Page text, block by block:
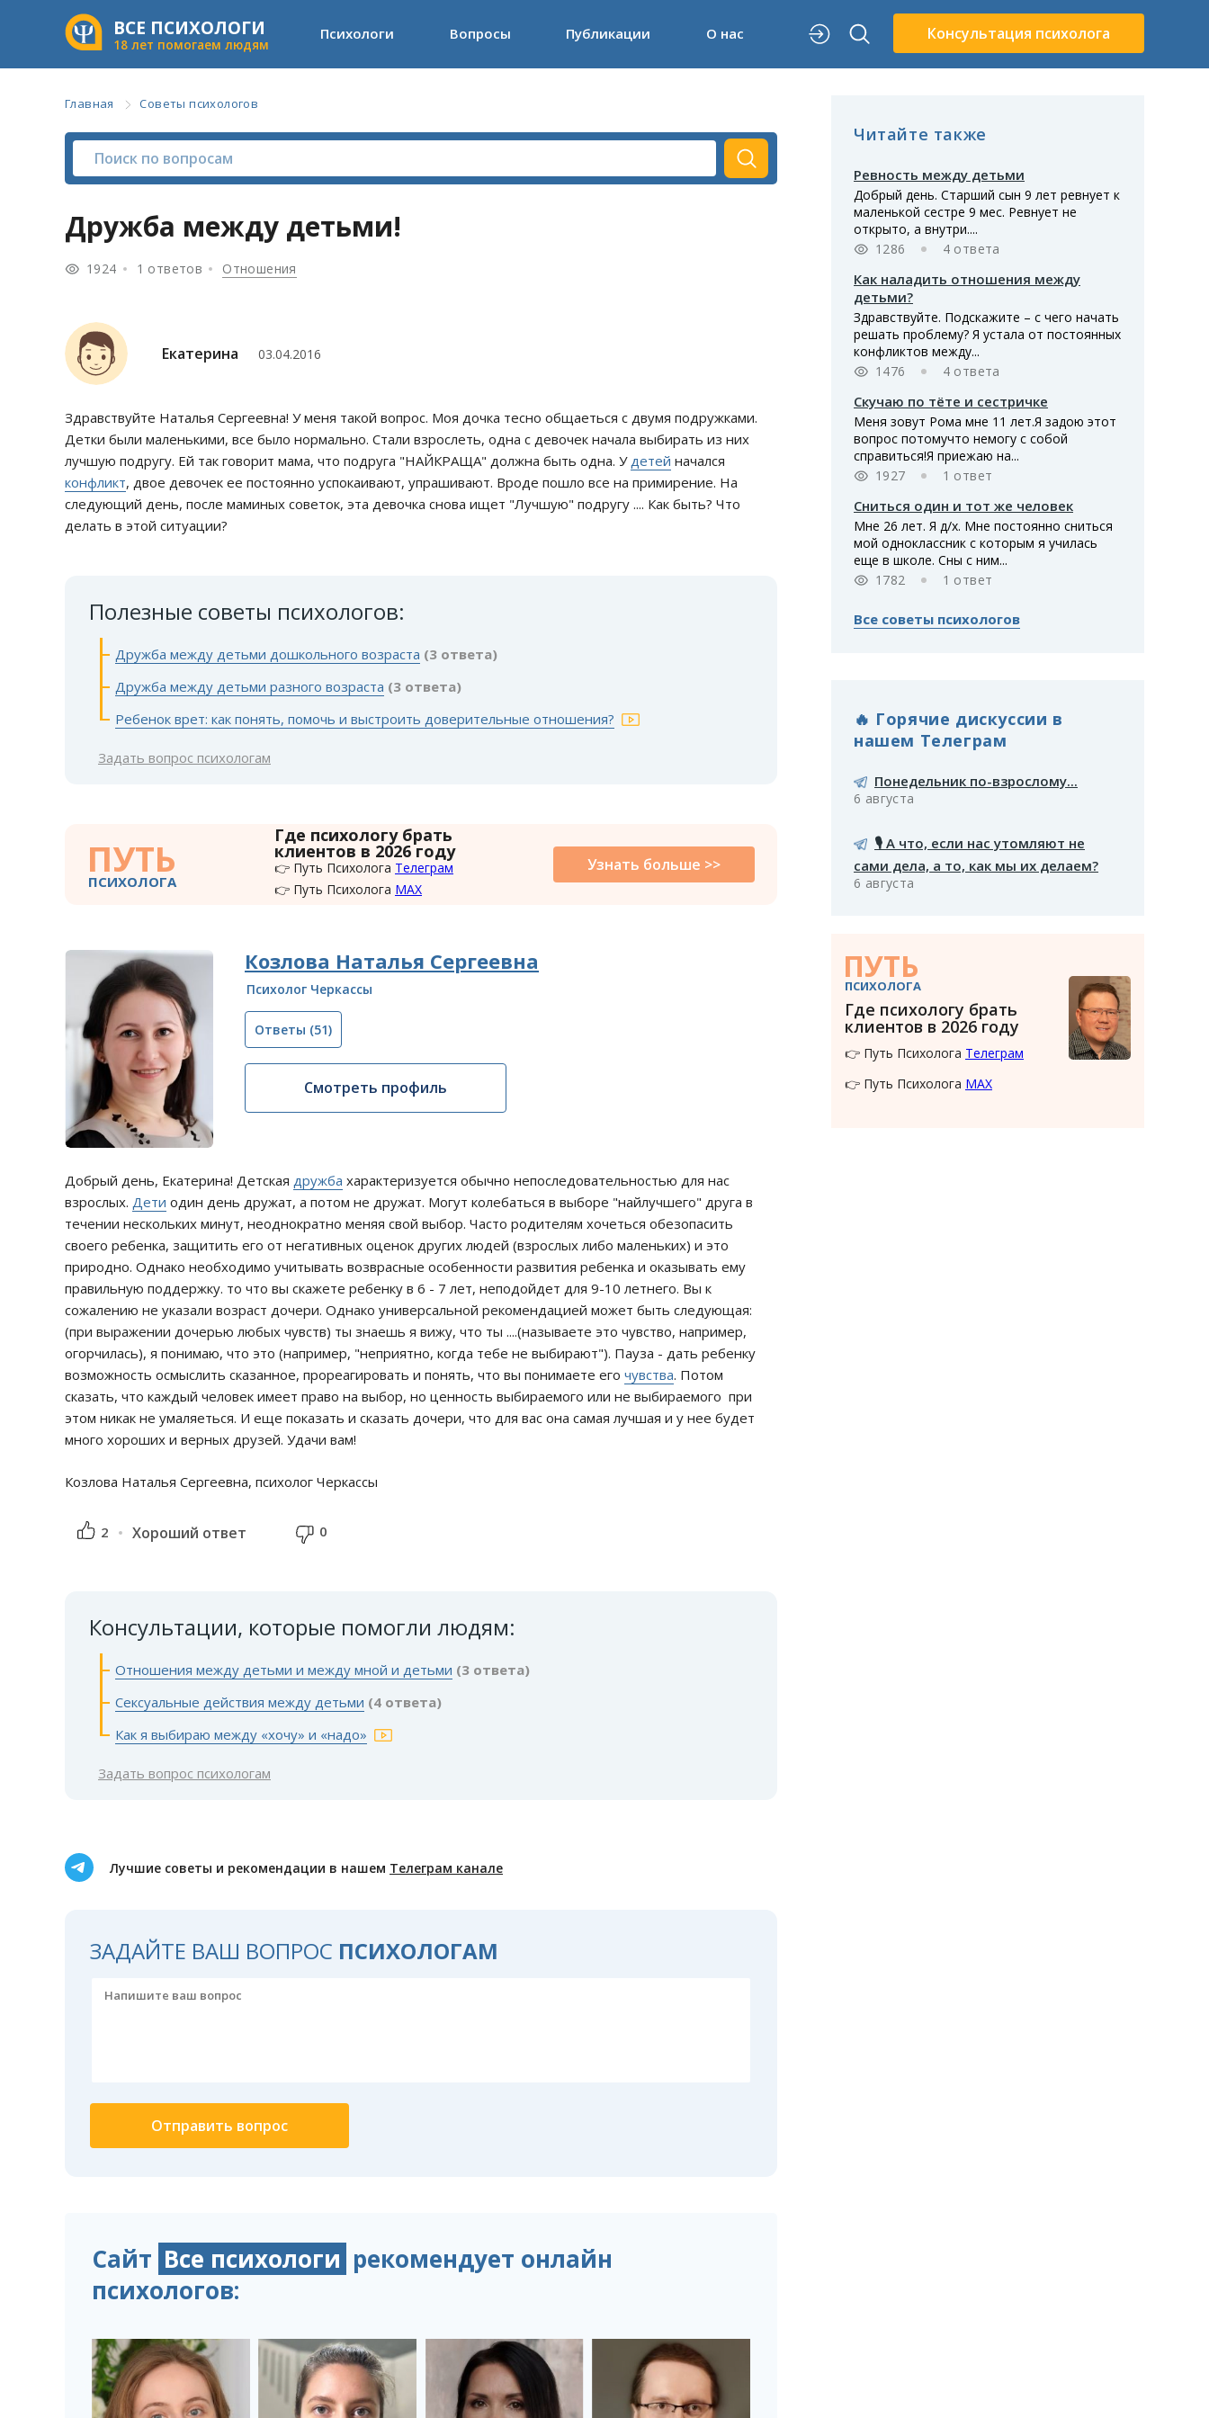
ВСЕ ПСИХОЛОГИ
18 лет помогаем людям
Психологи Вопросы Публикации О нас Консультация психолога
Главная Советы психологов
Дружба между детьми!
1924 1 ответов Отношения
Екатерина 03.04.2016
Здравствуйте Наталья Сергеевна! У меня такой вопрос. Моя дочка тесно общаеться с двумя подружками.
Детки были маленькими, все было нормально. Стали взрослеть, одна с девочек начала выбирать из них
лучшую подругу. Ей так говорит мама, что подруга "НАЙКРАЩА" должна быть одна. Удетей начался
конфликт, двое девочек ее постоянно успокаивают, упрашивают. Вроде пошло все на примирение. На
следующий день, после маминых советок, эта девочка снова ищет "Лучшую" подругу .... Как быть? Что
делать в этой ситуации?
Полезные советы психологов:
Дружба между детьми дошкольного возраста (3 ответа)
Дружба между детьми разного возраста (3 ответа)
Ребенок врет: как понять, помочь и выстроить доверительные отношения?
Задать вопрос психологам
ПУТЬ
ПСИХОЛОГА
Где психологу брать
клиентов в 2026 году
👉 Путь Психолога Телеграм
👉 Путь Психолога MAX
Узнать больше >>
Козлова Наталья Сергеевна
Психолог Черкассы
Ответы (51)
Смотреть профиль
Добрый день, Екатерина! Детская дружба характеризуется обычно непоследовательностью для нас
взрослых. Дети один день дружат, а потом не дружат. Могут колебаться в выборе "найлучшего" друга в
течении нескольких минут, неоднократно меняя свой выбор. Часто родителям хочеться обезопасить
своего ребенка, защитить его от негативных оценок других людей (взрослых либо маленьких) и это
природно. Однако необходимо учитывать возврасные особенности развития ребенка и оказывать ему
правильную поддержку. то что вы скажете ребенку в 6 - 7 лет, неподойдет для 9-10 летнего. Вы к
сожалению не указали возраст дочери. Однако универсальной рекомендацией может быть следующая:
(при выражении дочерью любых чувств) ты знаешь я вижу, что ты ....(называете это чувство, например,
огорчилась), я понимаю, что это (например, "неприятно, когда тебе не выбирают"). Пауза - дать ребенку
возможность осмыслить сказанное, прореагировать и понять, что вы понимаете его чувства. Потом
сказать, что каждый человек имеет право на выбор, но ценность выбираемого или не выбираемого при
этом никак не умаляеться. И еще показать и сказать дочери, что для вас она самая лучшая и у нее будет
много хороших и верных друзей. Удачи вам!
Козлова Наталья Сергеевна, психолог Черкассы
2 Хороший ответ 0
Консультации, которые помогли людям:
Отношения между детьми и между мной и детьми (3 ответа)
Сексуальные действия между детьми (4 ответа)
Как я выбираю между «хочу» и «надо»
Задать вопрос психологам
Лучшие советы и рекомендации в нашем Телеграм канале
ЗАДАЙТЕ ВАШ ВОПРОС ПСИХОЛОГАМ
Сайт Все психологи рекомендует онлайн
психологов:
Читайте также
Ревность между детьми
Добрый день. Старший сын 9 лет ревнует к
маленькой сестре 9 мес. Ревнует не
открыто, а внутри....
1286
4 ответа
Как наладить отношения между
детьми?
Здравствуйте. Подскажите – с чего начать
решать проблему? Я устала от постоянных
конфликтов между...
1476
4 ответа
Скучаю по тёте и сестричке
Меня зовут Рома мне 11 лет.Я задою этот
вопрос потомучто немогу с собой
справиться!Я приежаю на...
1927
1 ответ
Сниться один и тот же человек
Мне 26 лет. Я д/х. Мне постоянно сниться
мой одноклассник с которым я училась
еще в школе. Сны с ним...
1782
1 ответ
Все советы психологов
🔥 Горячие дискуссии в
нашем Телеграм
Понедельник по-взрослому...
6 августа
🎙️ А что, если нас утомляют не
сами дела, а то, как мы их делаем?
6 августа
ПУТЬ
ПСИХОЛОГА
Где психологу брать
клиентов в 2026 году
👉 Путь Психолога Телеграм
👉 Путь Психолога MAX